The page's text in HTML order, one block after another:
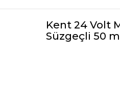
Kent 24 Volt
Süzgeçli 50